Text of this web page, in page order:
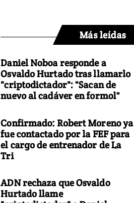
Más leídas
Daniel Noboa responde a
Osvaldo Hurtado tras llamarlo
"criptodictador": "Sacan de
nuevo al cadáver en formol"
Confirmado: Robert Moreno ya
fue contactado por la FEF para
el cargo de entrenador de La
Tri
ADN rechaza que Osvaldo
Hurtado llame